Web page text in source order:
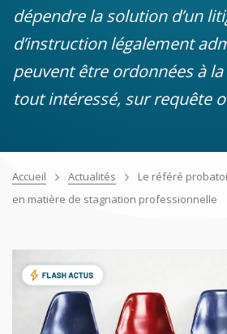
dépendre la solution d’un
d’instruction légalement
peuvent être ordonnées à
tout intéressé, sur requête
Accueil Actualités
Le référé
en matière de stagnation professionnelle